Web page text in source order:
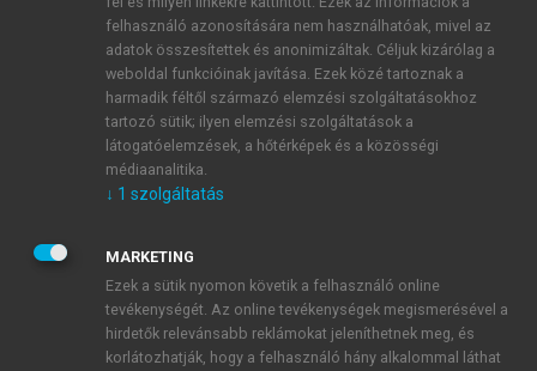
1 óra díjmentes hozzáférés
E-MAIL-CÍM
JELSZÓ
JELSZÓ ÚJRA
felhasználó azonosítására nem használhatóak, mivel az
adatok összesítettek és anonimizáltak. Céljuk kizárólag a
weboldal funkcióinak javítása. Ezek közé tartoznak a
harmadik féltől származó elemzési szolgáltatásokhoz
tartozó sütik; ilyen elemzési szolgáltatások a
látogatóelemzések, a hőtérképek és a közösségi
médiaanalitika.
↓ 1 szolgáltatás
MARKETING
Ezek a sütik nyomon követik a felhasználó online
tevékenységét. Az online tevékenységek megismerésével a
hirdetők relevánsabb reklámokat jeleníthetnek meg, és
korlátozhatják, hogy a felhasználó hány alkalommal láthat